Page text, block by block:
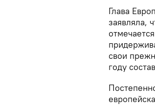
Глава
заявляла,
свои
году